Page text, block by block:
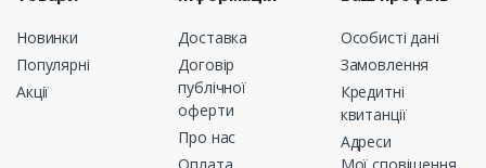
Новинки
Популярні
Акції
Доставка
Договір
публічної
оферти
Про нас
Оплата
Особисті дані
Замовлення
Кредитні
квитанції
Адреси
Мої сповіщення